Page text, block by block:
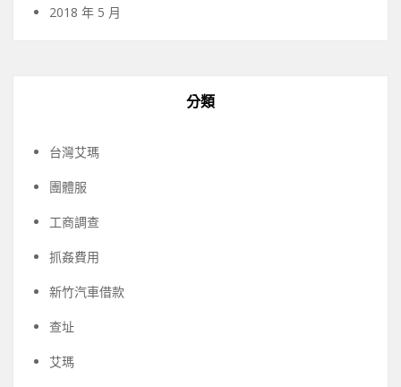
2018 年 5 月
分類
台灣艾瑪
團體服
工商調查
抓姦費用
新竹汽車借款
查址
艾瑪